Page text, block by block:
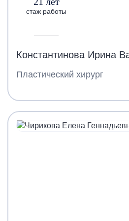
стаж работы
Константинова Ирина
Пластический хирург